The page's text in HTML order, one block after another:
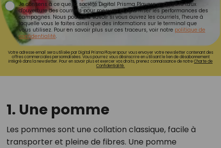
Je consens à ce que la société Digital Prisma Players analyse le taux
d'ouverture des courriels pour mesurer et optimiser les performances des
campagnes. Nous pourrons savoir si vous ouvrez les courriels, l'heure à
laquelle vous le faites ainsi que des informations sur le terminal que
vous utilisez. Pour en savoir plus sur ces traceurs, voir notre politique de
confidentialité.
Votre adresse email sera utilisée par Digital Prisma Playerspour vous envoyer votre newsletter contenant des
offres commerciales personnalisées. Vous pourrez vous désinscrire en utilisant le lien de désabonnement
intégré dans la newsletter. Pour en savoir plus et exercer vos droits, prenez connaissance de notreCharte de
Confidentialité.
1. Une pomme
Les pommes sont une collation classique, facile à
transporter et pleine de fibres. Une pomme